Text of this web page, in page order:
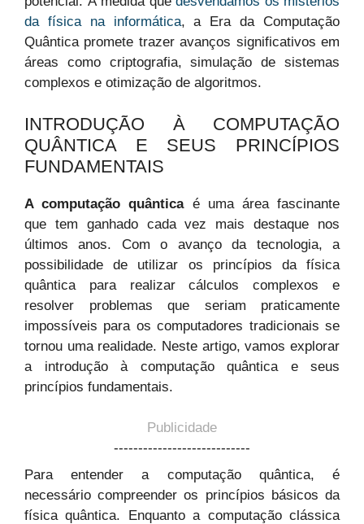
da física na informática, a Era da Computação
Quântica promete trazer avanços significativos em
áreas como criptografia, simulação de sistemas
complexos e otimização de algoritmos.
INTRODUÇÃO À COMPUTAÇÃO
QUÂNTICA E SEUS PRINCÍPIOS
FUNDAMENTAIS
A computação quânticaé uma área fascinante
que tem ganhado cada vez mais destaque nos
últimos anos. Com o avanço da tecnologia, a
possibilidade de utilizar os princípios da física
quântica para realizar cálculos complexos e
resolver problemas que seriam praticamente
impossíveis para os computadores tradicionais se
tornou uma realidade. Neste artigo, vamos explorar
a introdução à computação quântica e seus
princípios fundamentais.
Publicidade
----------------------------
Para entender a computação quântica, é
necessário compreender os princípios básicos da
física quântica. Enquanto a computação clássica